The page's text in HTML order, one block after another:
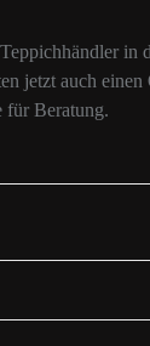
in
jetzt auch einen
für Beratung.